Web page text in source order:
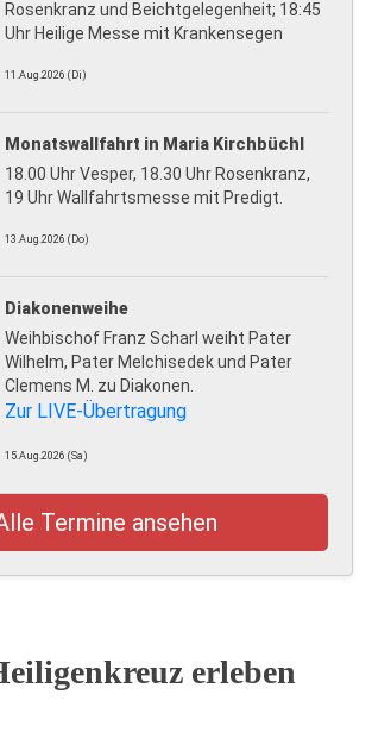
Rosenkranz und Beichtgelegenheit; 18:45
Uhr Heilige Messe mit Krankensegen
11.Aug.2026 (Di)
Monatswallfahrt in Maria Kirchbüchl
18.00 Uhr Vesper, 18.30 Uhr Rosenkranz,
19 Uhr Wallfahrtsmesse mit Predigt.
13.Aug.2026 (Do)
Diakonenweihe
Weihbischof Franz Scharl weiht Pater
Wilhelm, Pater Melchisedek und Pater
Clemens M. zu Diakonen.
Zur LIVE-Übertragung
15.Aug.2026 (Sa)
Termine ansehen
erleben